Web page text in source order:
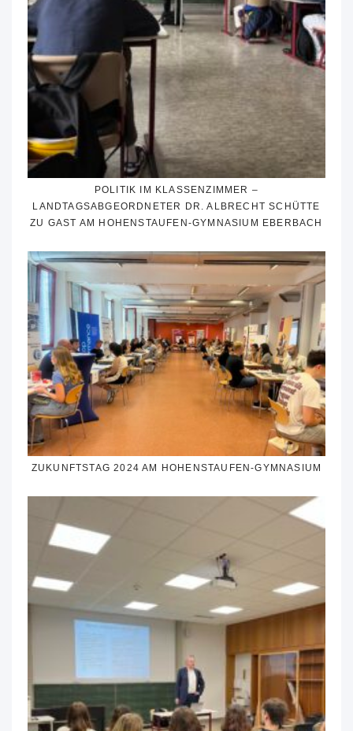
POLITIK IM KLASSENZIMMER –
LANDTAGSABGEORDNETER DR. ALBRECHT SCHÜTTE
ZU GAST AM HOHENSTAUFEN-GYMNASIUM EBERBACH
ZUKUNFTSTAG 2024 AM HOHENSTAUFEN-GYMNASIUM